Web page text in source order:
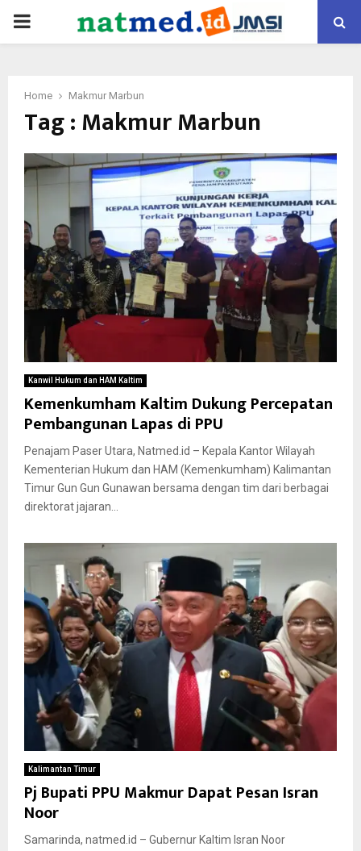
PRIMARY
Home Makmur Marbun
Tag : Makmur Marbun
Kanwil Hukum dan HAM Kaltim
Kemenkumham Kaltim Dukung Percepatan
Pembangunan Lapas di PPU
Penajam Paser Utara, Natmed.id – Kepala Kantor Wilayah
Kementerian Hukum dan HAM (Kemenkumham) Kalimantan
Timur Gun Gun Gunawan bersama dengan tim dari berbagai
direktorat jajaran...
Kalimantan Timur
Pj Bupati PPU Makmur Dapat Pesan Isran
Noor
Samarinda, natmed.id – Gubernur Kaltim Isran Noor